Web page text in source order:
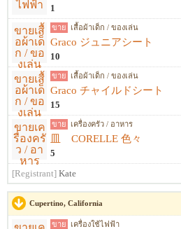
1
ขาย เสื้อผ้าเด็ก / ของเล่น
Graco ジュニアシート
10
ขาย เสื้อผ้าเด็ก / ของเล่น
Graco チャイルドシート
15
ขาย เครื่องครัว / อาหาร
皿 CORELLE 色々
5
[Registrant] Kate
Cupertino, California
ขาย เครื่องใช้ไฟฟ้า